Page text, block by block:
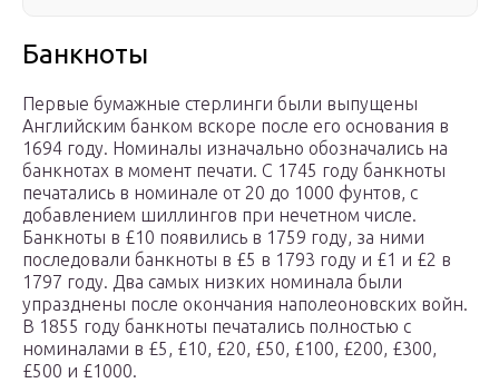
Банкноты
Первые бумажные стерлинги были выпущены
Английским банком вскоре после его основания в
1694 году. Номиналы изначально обозначались на
банкнотах в момент печати. С 1745 году банкноты
печатались в номинале от 20 до 1000 фунтов, с
добавлением шиллингов при нечетном числе.
Банкноты в £10 появились в 1759 году, за ними
последовали банкноты в £5 в 1793 году и £1 и £2 в
1797 году. Два самых низких номинала были
упразднены после окончания наполеоновских войн.
В 1855 году банкноты печатались полностью с
номиналами в £5, £10, £20, £50, £100, £200, £300,
£500 и £1000.